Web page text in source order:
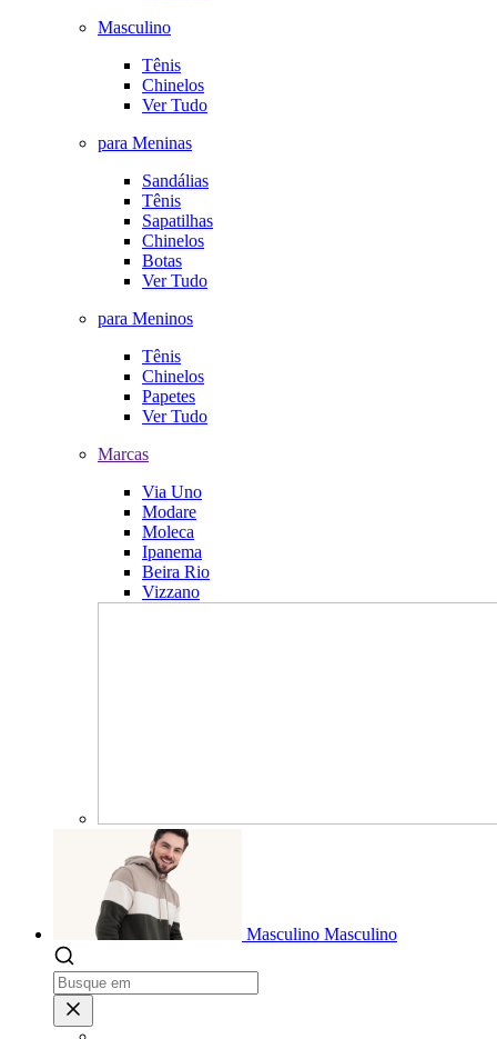
Masculino
Tênis
Chinelos
Ver Tudo
para Meninas
Sandálias
Tênis
Sapatilhas
Chinelos
Botas
Ver Tudo
para Meninos
Tênis
Chinelos
Papetes
Ver Tudo
Marcas
Via Uno
Modare
Moleca
Ipanema
Beira Rio
Vizzano
Masculino Masculino